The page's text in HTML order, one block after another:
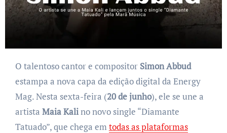
O talentoso cantor e compositor Simon Abbud
estampa a nova capa da edição digital da Energy
Mag. Nesta sexta-feira (20 de junho), ele se une a
artista Maia Kalino novo single “Diamante
Tatuado”, que chega emtodas as plataformas